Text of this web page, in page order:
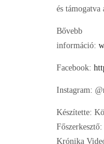
és támogatva
Bővebb
információ:
Facebook:
Instagram:
Készítette:
Krónika